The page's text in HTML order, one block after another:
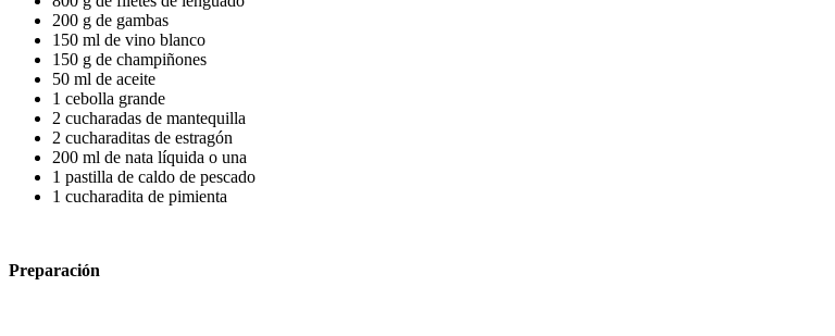
200 g de gambas
150 ml de vino blanco
150 g de champiñones
50 ml de aceite
1 cebolla grande
2 cucharadas de mantequilla
2 cucharaditas de estragón
200 ml de nata líquida o una
1 pastilla de caldo de pescado
1 cucharadita de pimienta
Preparación